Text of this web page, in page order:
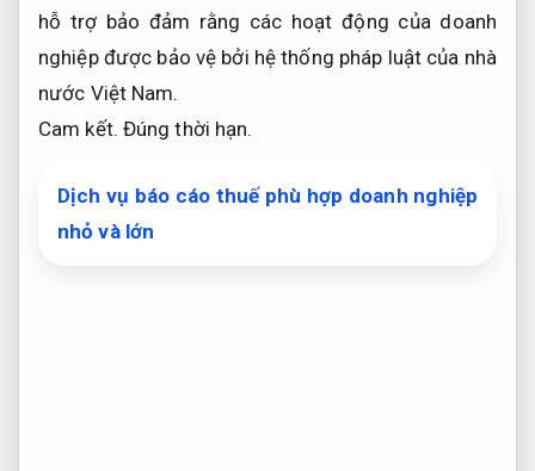
hỗ trợ bảo đảm rằng các hoạt động của doanh
nghiệp được bảo vệ bởi hệ thống pháp luật của nhà
nước Việt Nam.
Cam kết. Đúng thời hạn.
Dịch vụ báo cáo thuế phù hợp doanh nghiệp
nhỏ và lớn